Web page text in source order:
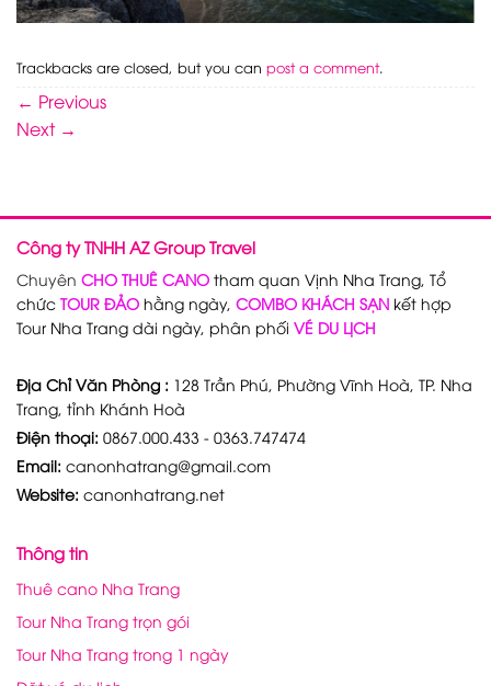
Trackbacks are closed, but you can post a comment.
← Previous
Next →
Công ty TNHH AZ Group Travel
Chuyên CHO THUÊ CANO tham quan Vịnh Nha Trang, Tổ
chức TOUR ĐẢO hằng ngày, COMBO KHÁCH SẠN kết hợp
Tour Nha Trang dài ngày, phân phối VÉ DU LỊCH
Địa Chỉ Văn Phòng : 128 Trần Phú, Phường Vĩnh Hoà, TP. Nha
Trang, tỉnh Khánh Hoà
Điện thoại: 0867.000.433 - 0363.747474
Email: canonhatrang@gmail.com
Website: canonhatrang.net
Thông tin
Thuê cano Nha Trang
Tour Nha Trang trọn gói
Tour Nha Trang trong 1 ngày